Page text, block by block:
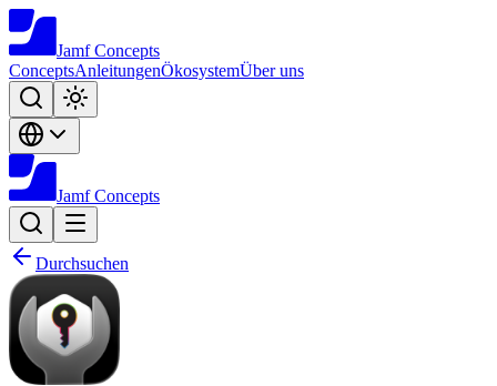
Jamf Concepts
ConceptsAnleitungenÖkosystemÜber uns
Jamf Concepts
Durchsuchen